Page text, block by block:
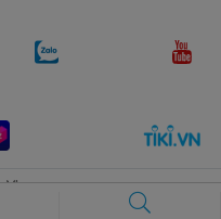
Vicogroup.vn